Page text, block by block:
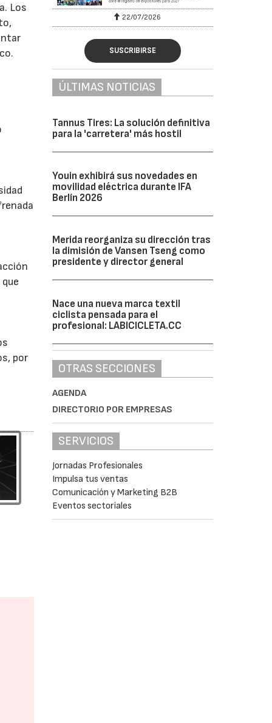
Los
por
22/07/2026
SUSCRIBIRSE
ÚLTIMAS NOTICIAS
Tannus Tires: La solución definitiva
para la 'carretera' más hostil
Youin exhibirá sus novedades en
movilidad eléctrica durante IFA
Berlín 2026
Merida reorganiza su dirección tras
la dimisión de Vansen Tseng como
presidente y director general
Nace una nueva marca textil
ciclista pensada para el
profesional: LABICICLETA.CC
OTRAS SECCIONES
AGENDA
DIRECTORIO POR EMPRESAS
SERVICIOS
Jornadas Profesionales
Impulsa tus ventas
Comunicación y Marketing B2B
Eventos sectoriales